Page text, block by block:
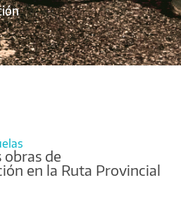
obras de
en la Ruta Provincial